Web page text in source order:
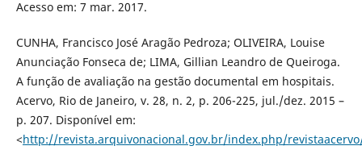
Acesso em: 7 mar. 2017.
CUNHA, Francisco José Aragão Pedroza; OLIVEIRA, Louise
Anunciação Fonseca de; LIMA, Gillian Leandro de Queiroga.
A função de avaliação na gestão documental em hospitais.
Acervo, Rio de Janeiro, v. 28, n. 2, p. 206-225, jul./dez. 2015 –
p. 207. Disponível em:
<http://revista.arquivonacional.gov.br/index.php/